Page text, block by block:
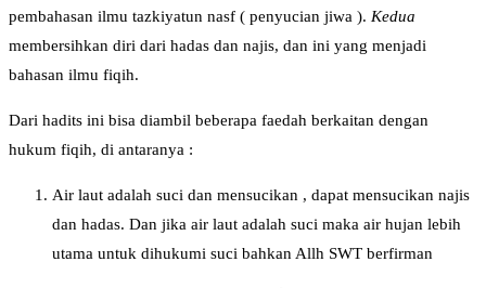
pembahasan ilmu tazkiyatun nasf ( penyucian jiwa ). Kedua
membersihkan diri dari hadas dan najis, dan ini yang menjadi
bahasan ilmu fiqih.
Dari hadits ini bisa diambil beberapa faedah berkaitan dengan
hukum fiqih, di antaranya :
Air laut adalah suci dan mensucikan , dapat mensucikan najis
dan hadas. Dan jika air laut adalah suci maka air hujan lebih
utama untuk dihukumi suci bahkan Allh SWT berfirman